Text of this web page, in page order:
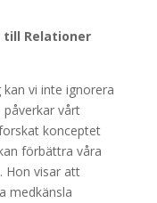
till Relationer
vi inte ignorera
vårt
konceptet
förbättra våra
Hon visar att
medkänsla